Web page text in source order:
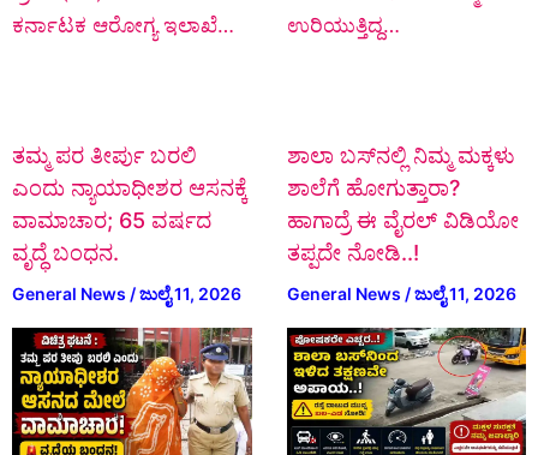
ಕರ್ನಾಟಕ ಆರೋಗ್ಯ ಇಲಾಖೆ…
ಉರಿಯುತ್ತಿದ್ದ…
ತಮ್ಮ ಪರ ತೀರ್ಪು ಬರಲಿ
ಎಂದು ನ್ಯಾಯಾಧೀಶರ ಆಸನಕ್ಕೆ
ವಾಮಾಚಾರ; 65 ವರ್ಷದ
ವೃದ್ಧೆ ಬಂಧನ.
General News /ಜುಲೈ 11, 2026
ಶಾಲಾ ಬಸ್‌ನಲ್ಲಿ ನಿಮ್ಮ ಮಕ್ಕಳು
ಶಾಲೆಗೆ ಹೋಗುತ್ತಾರಾ?
ಹಾಗಾದ್ರೆ ಈ ವೈರಲ್ ವಿಡಿಯೋ
ತಪ್ಪದೇ ನೋಡಿ..!
General News /ಜುಲೈ 11, 2026